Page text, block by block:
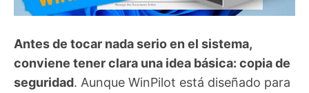
Antes de tocar nada serio en el sistema,
conviene tener clara una idea básica: copia de
seguridad. Aunque WinPilot está diseñado para